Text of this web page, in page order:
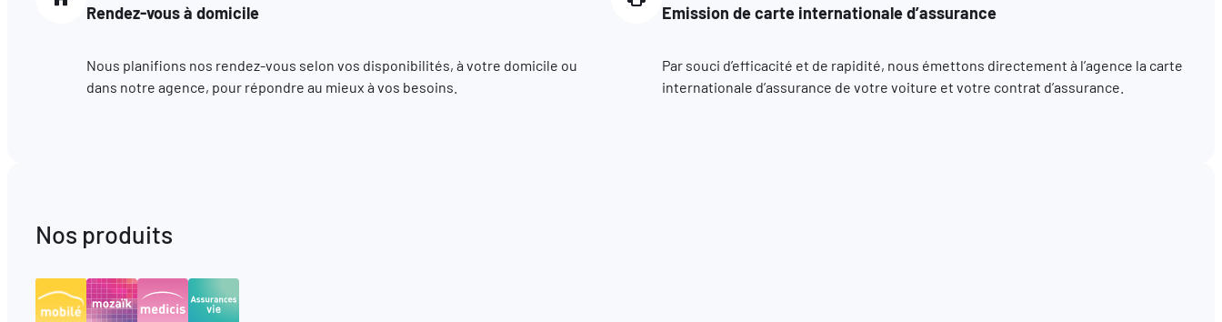
Rendez-vous à domicile
Nous planifions nos rendez-vous selon vos disponibilités, à votre domicile ou
dans notre agence, pour répondre au mieux à vos besoins.
Emission de carte internationale d’assurance
Par souci d’efficacité et de rapidité, nous émettons directement à l’agence la carte
internationale d’assurance de votre voiture et votre contrat d’assurance.
Nos produits